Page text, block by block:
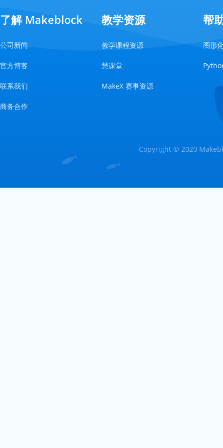
了解 Makeblock
公司新闻
官方博客
联系我们
商务合作
教学资源
教学课程资源
慧课堂
MakeX 赛事资源
帮
图形
Copyright © 2020